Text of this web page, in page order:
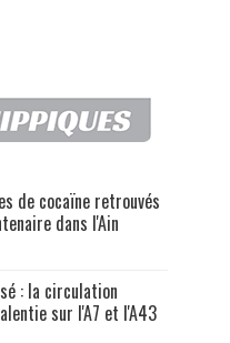
de cocaïne retrouvés
dans l'Ain
: la circulation
sur l'A7 et l'A43